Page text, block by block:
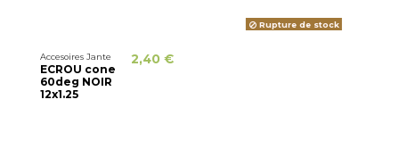
Accesoires Jante
ECROU cone
60deg NOIR
12x1.25
2,40 €
Rupture de stock